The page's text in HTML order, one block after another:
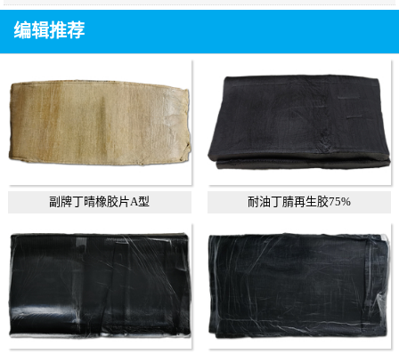
编辑推荐
副牌丁晴橡胶片A型 耐油丁腈再生胶75%